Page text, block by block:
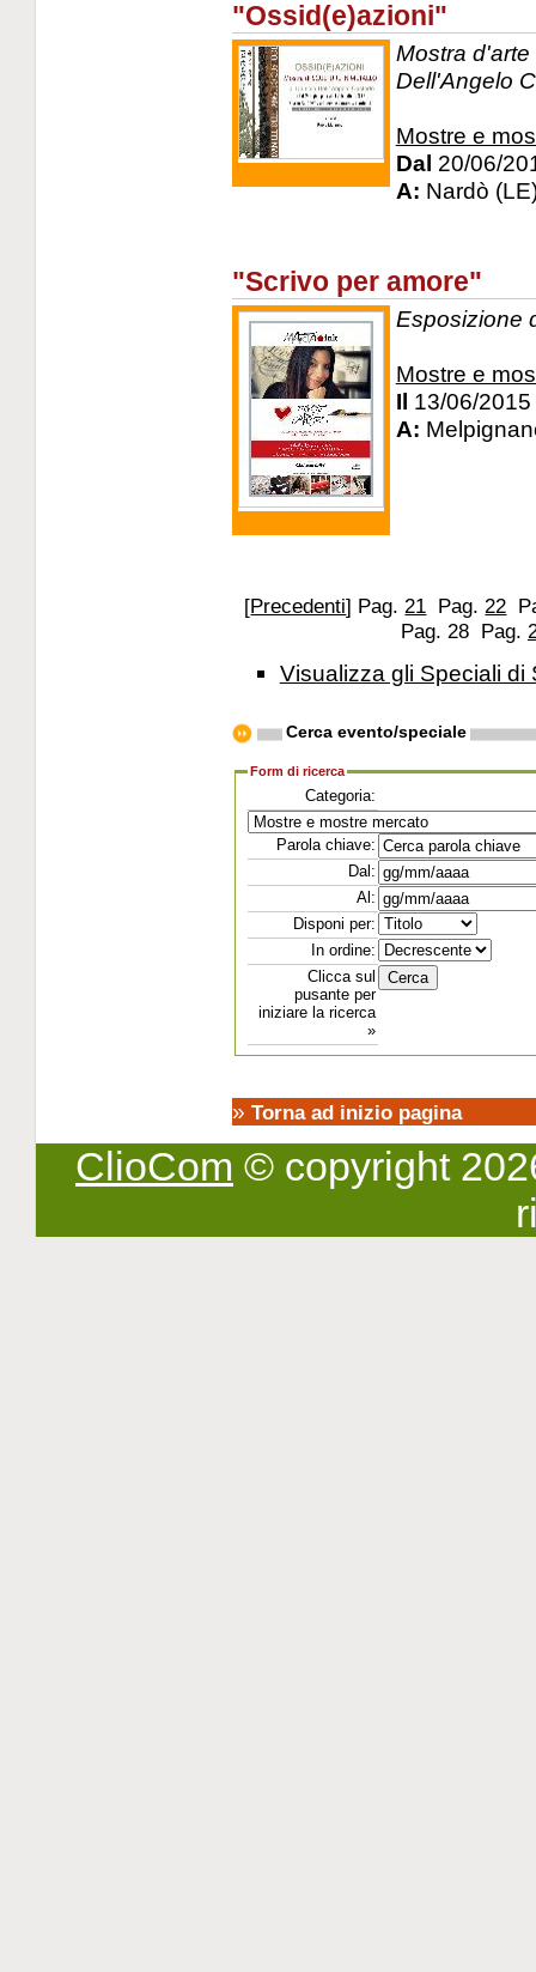
"Ossid(e)azioni"
Mostra
Dell'Angelo
Mostre e
Dal 20/06/
A: Nardò
"Scrivo per amore"
Esposizione
Mostre e
Il 13/06/2015
A:
[Precedenti] Pag.21 Pag.22
Pag. 28 Pag.
Visualizza gli Speciali di
Cerca evento/speciale
Form di ricerca
Categoria:
Parola chiave:
Dal:
Al:
Disponi per:
In ordine:
Clicca sul
pusante per
iniziare la ricerca
»
» Torna ad inizio pagina
ClioCom © copyright